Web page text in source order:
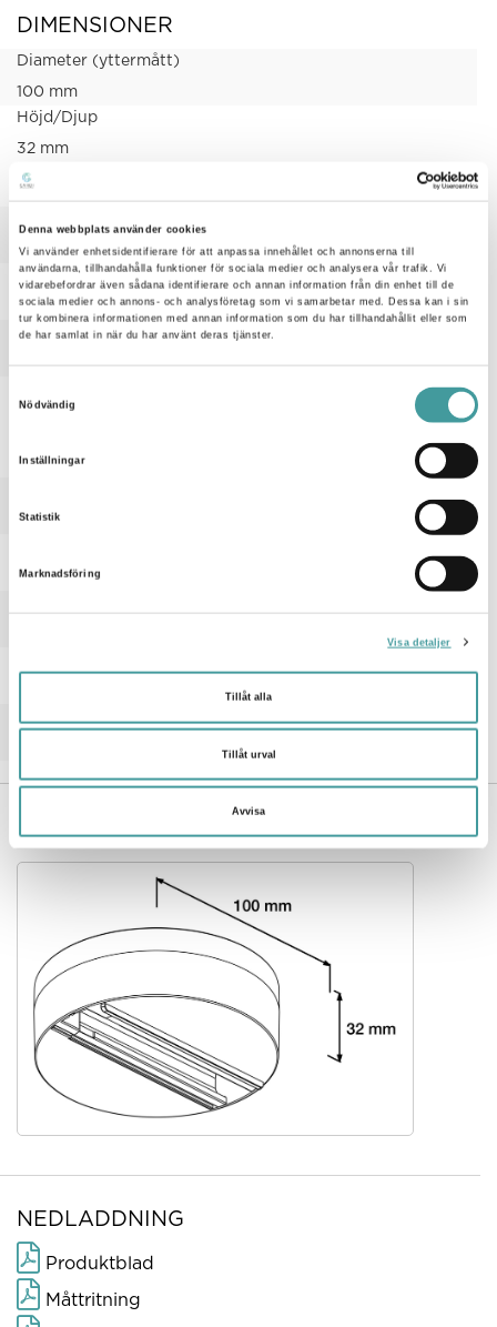
Denna webbplats använder cookies
Vi använder enhetsidentifierare för att anpassa innehållet och annonserna till
användarna, tillhandahålla funktioner för sociala medier och analysera vår trafik. Vi
vidarebefordrar även sådana identifierare och annan information från din enhet till de
sociala medier och annons- och analysföretag som vi samarbetar med. Dessa kan i sin
tur kombinera informationen med annan information som du har tillhandahållit eller som
de har samlat in när du har använt deras tjänster.
Nödvändig
Inställningar
Statistik
Marknadsföring
Visa detaljer
Tillåt alla
Tillåt urval
Avvisa
DIMENSIONER
Diameter (yttermått)
100 mm
Höjd/Djup
32 mm
TEKNISKA DATA
Nej
Dimning bakkant (phase cut-off)
Nej
Kapslingsklass (IP) framsida
IP20
UTFÖRANDE
Grå
Nej
Ja
NEDLADDNING
Produktblad
Måttritning